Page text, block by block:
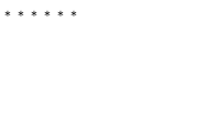
＊＊＊＊＊